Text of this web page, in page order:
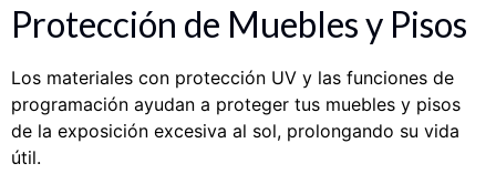
Protección de Muebles y Pisos
Los materiales con protección UV y las funciones de
programación ayudan a proteger tus muebles y pisos
de la exposición excesiva al sol, prolongando su vida
útil.